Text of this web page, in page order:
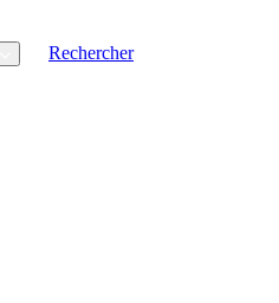
Rechercher